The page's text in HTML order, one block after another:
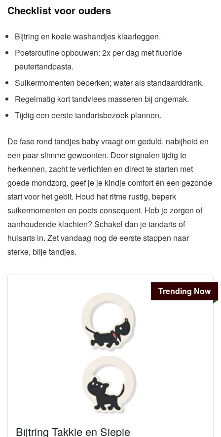
Checklist voor ouders
Bijtring en koele washandjes klaarleggen.
Poetsroutine opbouwen: 2x per dag met fluoride
peutertandpasta.
Suikermomenten beperken; water als standaarddrank.
Regelmatig kort tandvlees masseren bij ongemak.
Tijdig een eerste tandartsbezoek plannen.
De fase rond tandjes baby vraagt om geduld, nabijheid en
een paar slimme gewoonten. Door signalen tijdig te
herkennen, zacht te verlichten en direct te starten met
goede mondzorg, geef je je kindje comfort én een gezonde
start voor het gebit. Houd het ritme rustig, beperk
suikermomenten en poets consequent. Heb je zorgen of
aanhoudende klachten? Schakel dan je tandarts of
huisarts in. Zet vandaag nog de eerste stappen naar
sterke, blije tandjes.
Trending Now
Bijtring Takkie en Siepie